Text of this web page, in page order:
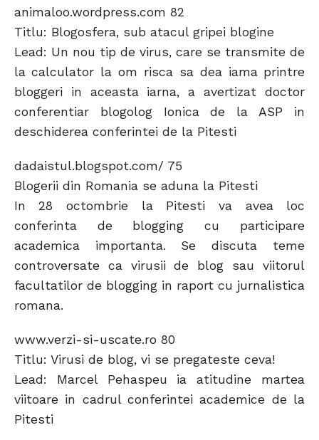
animaloo.wordpress.com 82
Titlu: Blogosfera, sub atacul gripei blogine
Lead: Un nou tip de virus, care se transmite de
la calculator la om risca sa dea iama printre
bloggeri in aceasta iarna, a avertizat doctor
conferentiar blogolog Ionica de la ASP in
deschiderea conferintei de la Pitesti
dadaistul.blogspot.com/ 75
Blogerii din Romania se aduna la Pitesti
In 28 octombrie la Pitesti va avea loc
conferinta de blogging cu participare
academica importanta. Se discuta teme
controversate ca virusii de blog sau viitorul
facultatilor de blogging in raport cu jurnalistica
romana.
www.verzi-si-uscate.ro 80
Titlu: Virusi de blog, vi se pregateste ceva!
Lead: Marcel Pehaspeu ia atitudine martea
viitoare in cadrul conferintei academice de la
Pitesti